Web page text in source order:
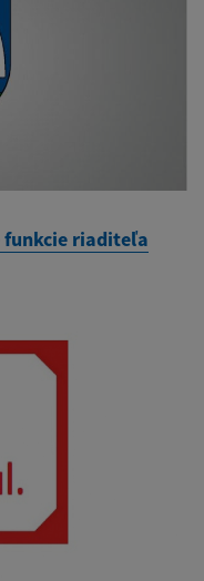
funkcie riaditeľa